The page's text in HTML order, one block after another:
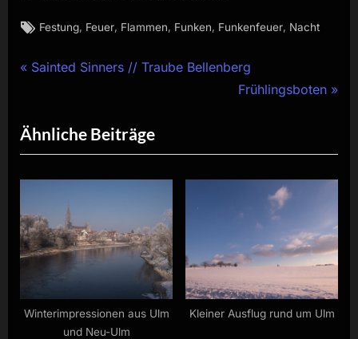
Tags:
Festung Feuer Flammen Funken Funkenfeuer Nacht
Beitragsnavigation
P
v
i
o
s
P
t
Sainted Sinners // Traube Bellenberg
N
t
P
:
Frühlingsboten
Ähnliche Beiträge
Winterimpressionen aus Ulm
und Neu-Ulm
Kleiner Ausflug rund um Ulm